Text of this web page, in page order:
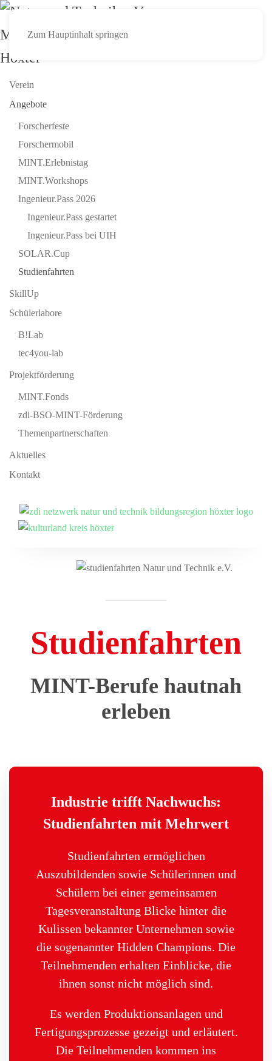
Zum Hauptinhalt springen
Verein
Angebote
Forscherfeste
Forschermobil
MINT.Erlebnistag
MINT.Workshops
Ingenieur.Pass 2026
Ingenieur.Pass gestartet
Ingenieur.Pass bei UIH
SOLAR.Cup
Studienfahrten
SkillUp
Schülerlabore
B!Lab
tec4you-lab
Projektförderung
MINT.Fonds
zdi-BSO-MINT-Förderung
Themenpartnerschaften
Aktuelles
Kontakt
Studien­fahrten
MINT-Berufe hautnah
erleben
Industrie trifft Nachwuchs:
Studienfahrten mit Mehrwert
Studienfahrten ermöglichen
Auszubildenden sowie Schülerinnen und
Schülern bei einer gemeinsamen
Tagesveranstaltung Blicke hinter die
Kulissen bekannter Unternehmen sowie
die sogenannter Hidden Champions. Die
Teilnehmenden erhalten Einblicke, die
ihnen sonst nicht möglich sind.
Es werden Produktionsanlagen und
Fertigungsprozesse gezeigt und erläutert.
Die Teilnehmenden kommen ins